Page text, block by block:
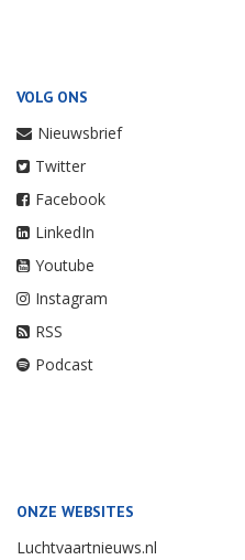
VOLG ONS
Nieuwsbrief
Twitter
Facebook
LinkedIn
Youtube
Instagram
RSS
Podcast
ONZE WEBSITES
Luchtvaartnieuws.nl